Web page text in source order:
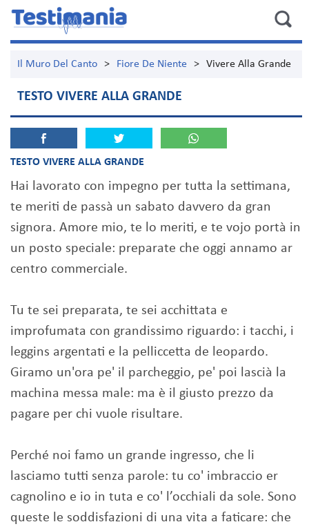
Il Muro Del Canto > Fiore De Niente > Vivere Alla Grande
TESTO VIVERE ALLA GRANDE
TESTO VIVERE ALLA GRANDE
Hai lavorato con impegno per tutta la settimana,
te meriti de passà un sabato davvero da gran
signora. Amore mio, te lo meriti, e te vojo portà in
un posto speciale: preparate che oggi annamo ar
centro commerciale.
Tu te sei preparata, te sei acchittata e
improfumata con grandissimo riguardo: i tacchi, i
leggins argentati e la pelliccetta de leopardo.
Giramo un'ora pe' il parcheggio, pe' poi lascià la
machina messa male: ma è il giusto prezzo da
pagare per chi vuole risultare.
Perché noi famo un grande ingresso, che li
lasciamo tutti senza parole: tu co' imbraccio er
cagnolino e io in tuta e co' l’occhiali da sole. Sono
queste le soddisfazioni di una vita a faticare: che